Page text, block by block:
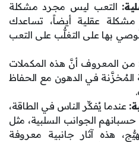
التعب ليس مجرد مشكلة
عقلية أيضاً، تساعدك
نُوصي بها على التغلُّب على التعب
من المعروف أنَّ هذه المكملات
في الدهون مع الحفاظ
عندما يُفكِّر الناس في الطاقة،
الجوانب السلبية، مثل
هذه آثار جانبية معروفة